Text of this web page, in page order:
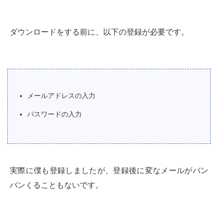
ダウンロードをする前に、以下の登録が必要です。
メールアドレスの入力
パスワードの入力
実際に僕も登録しましたが、登録後に変なメールがバン
バンくることもないです。